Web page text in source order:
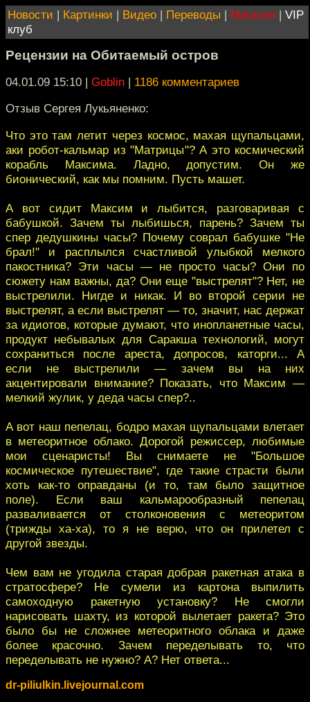
Новости | Картинки | Видео | Переводы | Магазин | VIP
клуб
Рецензии на Обитаемый остров
04.01.09 15:10 | Goblin | 1186 комментариев
Отзыв Сергея Лукьяненко:
Что это там летит через космос, махая щупальцами,
аки робот-кальмар из "Матрицы"? А это космический
корабль Максима. Ладно, допустим. Он же
бионический, как мы помним. Пусть машет.
А вот сидит Максим и лыбится, разговаривая с
бабушкой. Зачем ты лыбишься, парень? Зачем ты
спер дедушкины часы? Почему соврал бабушке "Не
брал!" и расплылся счастливой улыбкой мелкого
пакостника? Эти часы — не просто часы? Они по
сюжету нам важны, да? Они еще "выстрелят"? Нет, не
выстрелили. Нигде и никак. И во второй серии не
выстрелят, а если выстрелят — то, значит, нас держат
за идиотов, которые думают, что инопланетные часы,
продукт небывалых для Саракша технологий, могут
сохраниться после ареста, допросов, каторги... А
если не выстрелили — зачем вы на них
акцентировали внимание? Показать, что Максим —
мелкий жулик, у деда часы спер?..
А вот наш пепелац, бодро махая щупальцами влетает
в метеоритное облако. Дорогой режиссер, любимые
мои сценаристы! Вы снимаете не "Большое
космическое путешествие", где такие страсти были
хоть как-то оправданы (и то, там было защитное
поле). Если ваш кальмарообразный пепелац
разваливается от столконовения с метеоритом
(трижды ха-ха), то я не верю, что он прилетел с
другой звезды.
Чем вам не угодила старая добрая ракетная атака в
стратосфере? Не сумели из картона выпилить
самоходную ракетную установку? Не смогли
нарисовать шахту, из которой вылетает ракета? Это
было бы не сложнее метеоритного облака и даже
более красочно. Зачем переделывать то, что
переделывать не нужно? А? Нет ответа...
dr-piliulkin.livejournal.com